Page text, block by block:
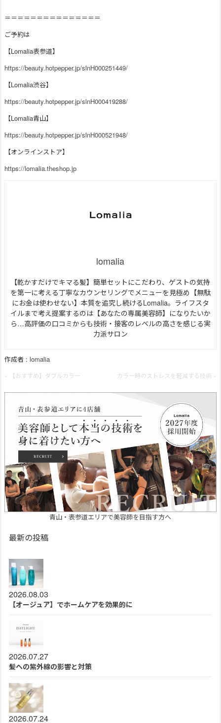
＝＝＝＝＝＝＝＝＝＝＝＝＝＝＝
ご予約は
【Lomalia表参道】
https://beauty.hotpepper.jp/slnH000251449/
【Lomalia渋谷】
https://beauty.hotpepper.jp/slnH000419288/
【Lomalia青山】
https://beauty.hotpepper.jp/slnH000521948/
【オンラインストア】
https://lomalia.theshop.jp
lomalia
【乾かすだけでキマる髪】簡単セットにこだわり、ゲストの気持
を第一に考える丁寧なカウンセリングでメニューを見極め【無駄
にお金は使わせない】本質を追究し続けるLomalia。ライフスタ
イルまで考え提案するのは【あなたの専属美容師】になりたいか
ら…高評価の口コミからも技術・接客のレベルの高さを感じる実
力派サロン
作成者 : lomalia
« 【おすすめ】ダブルカラー カラー時のストレスを軽減する技術 »
青山・表参道エリアで美容師を目指す方へ
最新の投稿
2026.08.03
【オージュア】でホームケアを効果的に
2026.07.27
髪への紫外線の影響と対策
2026.07.24